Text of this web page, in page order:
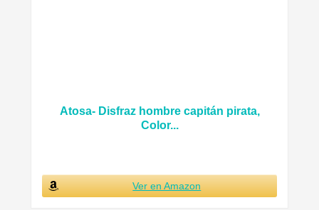
Atosa- Disfraz hombre capitán pirata,
Color...
Ver en Amazon